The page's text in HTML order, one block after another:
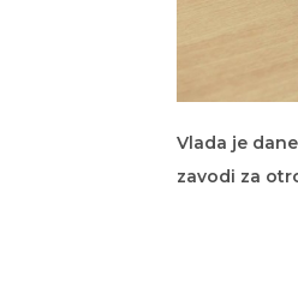
Vlada je
zavodi za